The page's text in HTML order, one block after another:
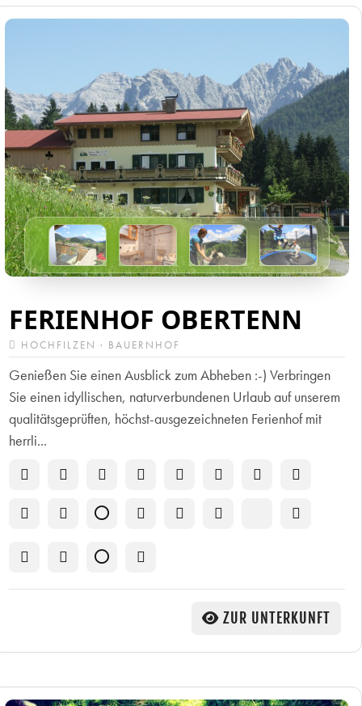
FERIENHOF OBERTENN
HOCHFILZEN · BAUERNHOF
Genießen Sie einen Ausblick zum Abheben :-) Verbringen
Sie einen idyllischen, naturverbundenen Urlaub auf unserem
qualitätsgeprüften, höchst-ausgezeichneten Ferienhof mit
herrli...
ZUR UNTERKUNFT